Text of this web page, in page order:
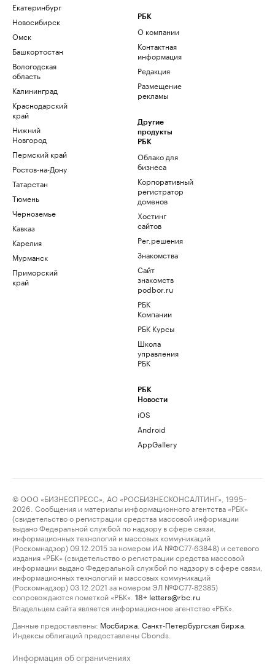
Екатеринбург
Новосибирск
Омск
Башкортостан
Вологодская
область
Калининград
Краснодарский
край
Нижний
Новгород
Пермский край
Ростов-на-Дону
Татарстан
Тюмень
Черноземье
Кавказ
Карелия
Мурманск
Приморский
край
РБК
О компании
Контактная
информация
Редакция
Размещение
рекламы
Другие
продукты
РБК
Облако для
бизнеса
Корпоративный
регистратор
доменов
Хостинг
сайтов
Рег.решения
Знакомства
Сайт
знакомств
podbor.ru
РБК
Компании
РБК Курсы
Школа
управления
РБК
РБК
Новости
iOS
Android
AppGallery
© ООО «БИЗНЕСПРЕСС», АО «РОСБИЗНЕСКОНСАЛТИНГ», 1995–
2026. Сообщения и материалы информационного агентства «РБК»
(свидетельство о регистрации средства массовой информации
выдано Федеральной службой по надзору в сфере связи,
информационных технологий и массовых коммуникаций
(Роскомнадзор) 09.12.2015 за номером ИА №ФС77-63848) и сетевого
издания «РБК» (свидетельство о регистрации средства массовой
информации выдано Федеральной службой по надзору в сфере связи,
информационных технологий и массовых коммуникаций
(Роскомнадзор) 03.12.2021 за номером ЭЛ №ФС77-82385)
сопровождаются пометкой «РБК».
18+ letters@rbc.ru
Владельцем сайта является информационное агентство «РБК».
Данные предоставлены: Мосбиржа Санкт-Петербургская биржа
Индексы облигаций предоставлены Cbonds.
Информация об ограничениях